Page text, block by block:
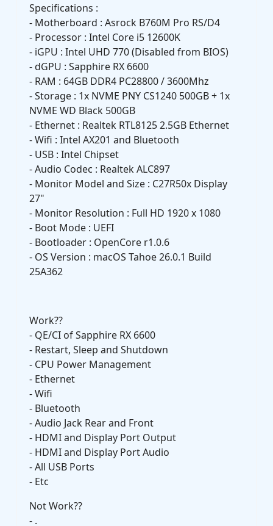
Specifications :
- Motherboard : Asrock B760M Pro RS/D4
- Processor : Intel Core i5 12600K
- iGPU : Intel UHD 770 (Disabled from BIOS)
- dGPU : Sapphire RX 6600
- RAM : 64GB DDR4 PC28800 / 3600Mhz
- Storage : 1x NVME PNY CS1240 500GB + 1x
NVME WD Black 500GB
- Ethernet : Realtek RTL8125 2.5GB Ethernet
- Wifi : Intel AX201 and Bluetooth
- USB : Intel Chipset
- Audio Codec : Realtek ALC897
- Monitor Model and Size : C27R50x Display
27"
- Monitor Resolution : Full HD 1920 x 1080
- Boot Mode : UEFI
- Bootloader : OpenCore r1.0.6
- OS Version : macOS Tahoe 26.0.1 Build
25A362
Work??
- QE/CI of Sapphire RX 6600
- Restart, Sleep and Shutdown
- CPU Power Management
- Ethernet
- Wifi
- Bluetooth
- Audio Jack Rear and Front
- HDMI and Display Port Output
- HDMI and Display Port Audio
- All USB Ports
- Etc
Not Work??
- .